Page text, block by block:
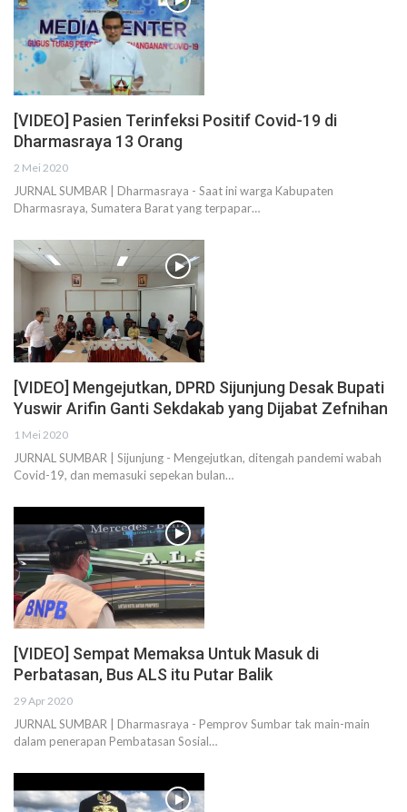
[VIDEO] Pasien Terinfeksi Positif Covid-19 di
Dharmasraya 13 Orang
2 Mei 2020
JURNAL SUMBAR | Dharmasraya - Saat ini warga Kabupaten
Dharmasraya, Sumatera Barat yang terpapar…
[VIDEO] Mengejutkan, DPRD Sijunjung Desak Bupati
Yuswir Arifin Ganti Sekdakab yang Dijabat Zefnihan
1 Mei 2020
JURNAL SUMBAR | Sijunjung - Mengejutkan, ditengah pandemi wabah
Covid-19, dan memasuki sepekan bulan…
[VIDEO] Sempat Memaksa Untuk Masuk di
Perbatasan, Bus ALS itu Putar Balik
29 Apr 2020
JURNAL SUMBAR | Dharmasraya - Pemprov Sumbar tak main-main
dalam penerapan Pembatasan Sosial…